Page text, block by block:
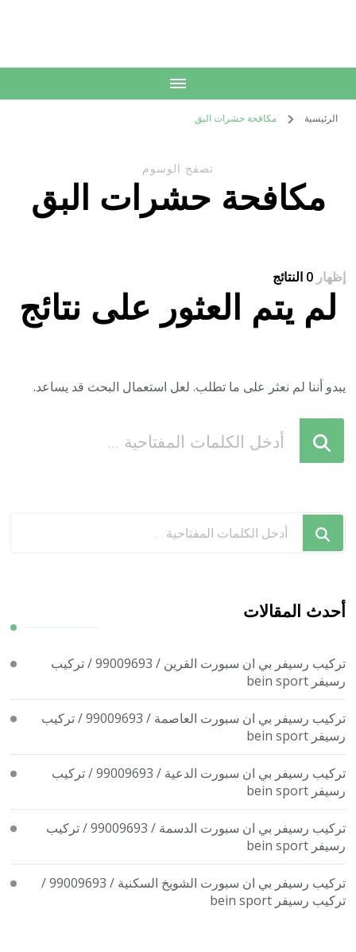
الرئيسية مكافحة حشرات البق
تصفح الوسوم
مكافحة حشرات البق
إظهار0 النتائج
لم يتم العثور على نتائج
يبدو أننا لم نعثر على ما تطلب. لعل استعمال البحث قد يساعد.
تبحث
ما؟
تبحث
ما؟
أحدث المقالات
تركيب رسيفر بي ان سبورت القرين / 99009693 / تركيب
رسيفر bein sport
تركيب رسيفر بي ان سبورت العاصمة / 99009693 / تركيب
رسيفر bein sport
تركيب رسيفر بي ان سبورت الدعية / 99009693 / تركيب
رسيفر bein sport
تركيب رسيفر بي ان سبورت الدسمة / 99009693 / تركيب
رسيفر bein sport
تركيب رسيفر بي ان سبورت الشويخ السكنية / 99009693 /
تركيب رسيفر bein sport